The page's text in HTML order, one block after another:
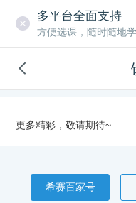
多平台全面支持
方便选课，随时随地
更多精彩，敬请期待~
希赛百家号